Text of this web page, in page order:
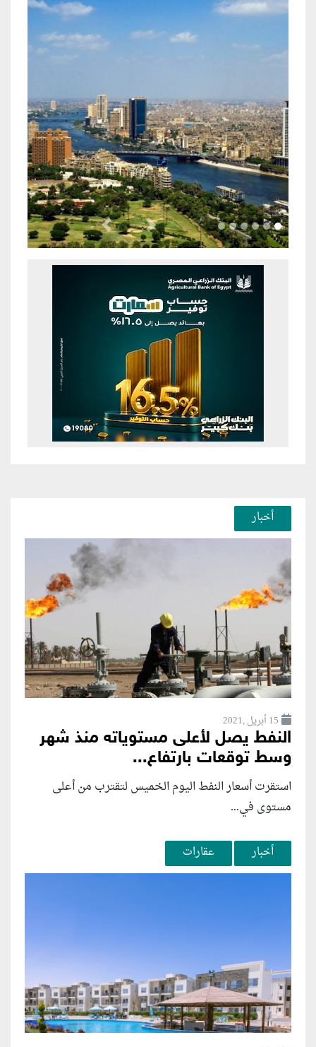
Previous Next
أخبار
15 أبريل ,2021
النفط يصل لأعلى مستوياته منذ شهر
وسط توقعات بارتفاع...
استقرت أسعار النفط اليوم الخميس لتقترب من أعلى
مستوى في...
أخبار عقارات